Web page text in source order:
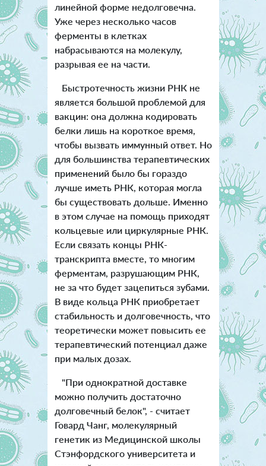
линейной форме недолговечна.
Уже через несколько часов
ферменты в клетках
набрасываются на молекулу,
разрывая ее на части.
Быстротечность жизни РНК не
является большой проблемой для
вакцин: она должна кодировать
белки лишь на короткое время,
чтобы вызвать иммунный ответ. Но
для большинства терапевтических
применений было бы гораздо
лучше иметь РНК, которая могла
бы существовать дольше. Именно
в этом случае на помощь приходят
кольцевые или циркулярные РНК.
Если связать концы РНК-
транскрипта вместе, то многим
ферментам, разрушающим РНК,
не за что будет зацепиться зубами.
В виде кольца РНК приобретает
стабильность и долговечность, что
теоретически может повысить ее
терапевтический потенциал даже
при малых дозах.
"При однократной доставке
можно получить достаточно
долговечный белок", - считает
Говард Чанг, молекулярный
генетик из Медицинской школы
Стэнфордского университета и